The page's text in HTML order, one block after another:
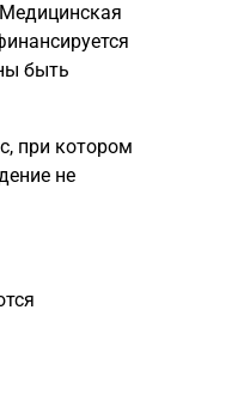
быть
при котором
не